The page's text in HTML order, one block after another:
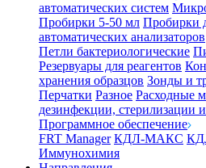
автоматических систем
Пробирки 5-50 мл Пробирки
автоматических анализаторов
Петли бактериологические
Резервуары для реагентов
хранения образцов Зонды и
Перчатки Разное Расходные
дезинфекции, стерилизации
Программное обеспечение
FRT Manager КДЛ-МАКС
Иммунохимия